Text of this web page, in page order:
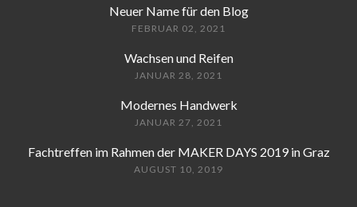
Neuer Name für den Blog
FEBRUAR 02, 2021
Wachsen und Reifen
JANUAR 28, 2021
Modernes Handwerk
JANUAR 27, 2021
Fachtreffen im Rahmen der MAKER DAYS 2019 in Graz
AUGUST 10, 2019